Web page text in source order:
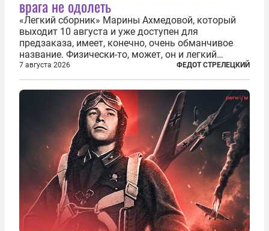
врага не одолеть
«Легкий сборник» Марины Ахмедовой, который
выходит 10 августа и уже доступен для
предзаказа, имеет, конечно, очень обманчивое
название. Физически-то, может, он и легкий
относительно. Но метафизически —
безотносительно тяжелый. Десять рассказов,
каждый из которых напрямую или косвенно (в
основном —...
7 августа 2026 ФЕДОТ СТРЕЛЕЦКИЙ